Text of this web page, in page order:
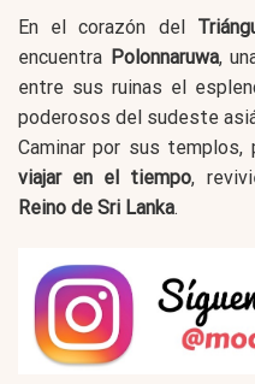
En el corazón del
encuentra Polonnaruwa,
entre sus ruinas el
poderosos del sudeste
Caminar por sus
viajar en el tiempo,
Reino de Sri Lanka.